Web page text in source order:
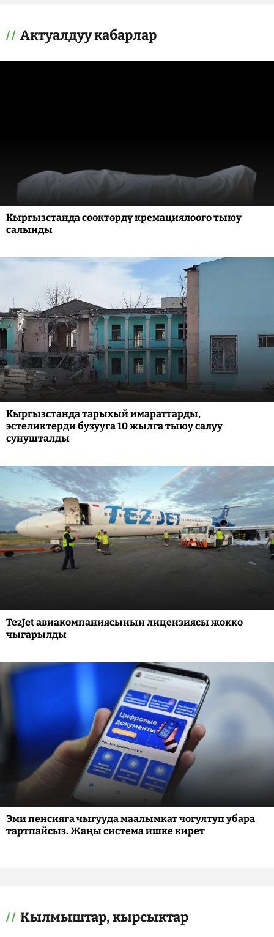
Актуалдуу кабарлар
Кыргызстанда сөөктөрдү кремациялоого тыюу
салынды
Кыргызстанда тарыхый имараттарды,
эстеликтерди бузууга 10 жылга тыюу салуу
сунушталды
TezJet авиакомпаниясынын лицензиясы жокко
чыгарылды
Эми пенсияга чыгууда маалымкат чогултуп убара
тартпайсыз. Жаңы система ишке кирет
Кылмыштар, кырсыктар